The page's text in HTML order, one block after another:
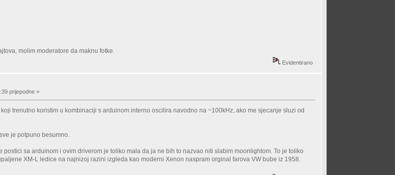
molim moderatore da maknu fotke.
Evidentirano
prijepodne »
trenutno koristim u kombinaciji s arduinom interno oscilira navodno na ~100kHz, ako me sjecanje sluzi od
je potpuno besumno.
sa arduinom i ovim driverom je toliko mala da ja ne bih to nazvao niti slabim moonlightom. To je toliko
XM-L ledice na najnizoj razini izgleda kao moderni Xenon naspram orginal farova VW bube iz 1958.